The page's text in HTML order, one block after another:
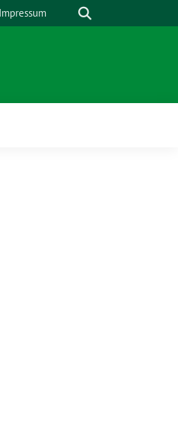
Impressum Suche